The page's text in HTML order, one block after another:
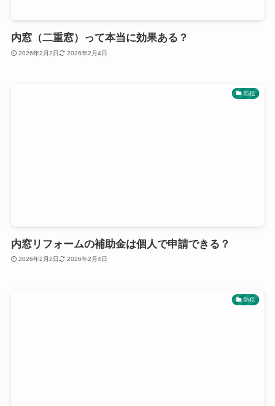
内窓（二重窓）って本当に効果ある？
2026年2月2日 2026年2月4日
防犯
内窓リフォームの補助金は個人で申請できる？
2026年2月2日 2026年2月4日
防犯